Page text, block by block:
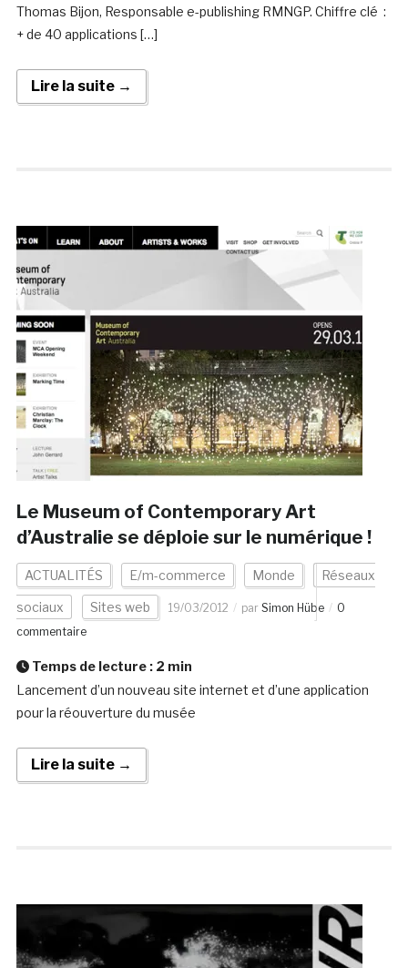
Thomas Bijon, Responsable e-publishing RMNGP. Chiffre clé :
+ de 40 applications […]
Lire la suite →
Le Museum of Contemporary Art
d’Australie se déploie sur le numérique !
ACTUALITÉS E/m-commerce Monde Réseaux
sociaux Sites web 19/03/2012 par Simon Hübe
0
commentaire
Temps de lecture : 2 min
Lancement d’un nouveau site internet et d’une application
pour la réouverture du musée
Lire la suite →